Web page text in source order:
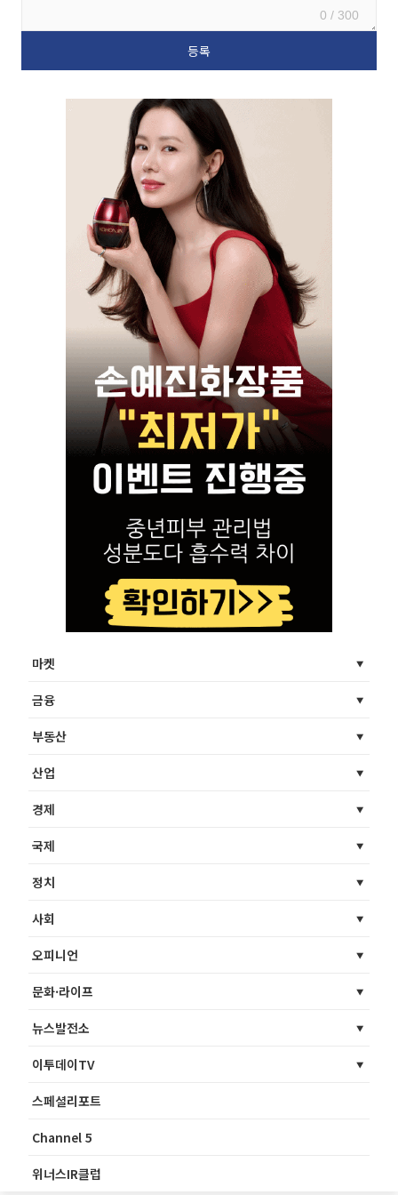
0 / 300
마켓
금융
부동산
산업
경제
국제
정치
사회
오피니언
문화·라이프
뉴스발전소
이투데이TV
스페셜리포트
Channel 5
위너스IR클럽